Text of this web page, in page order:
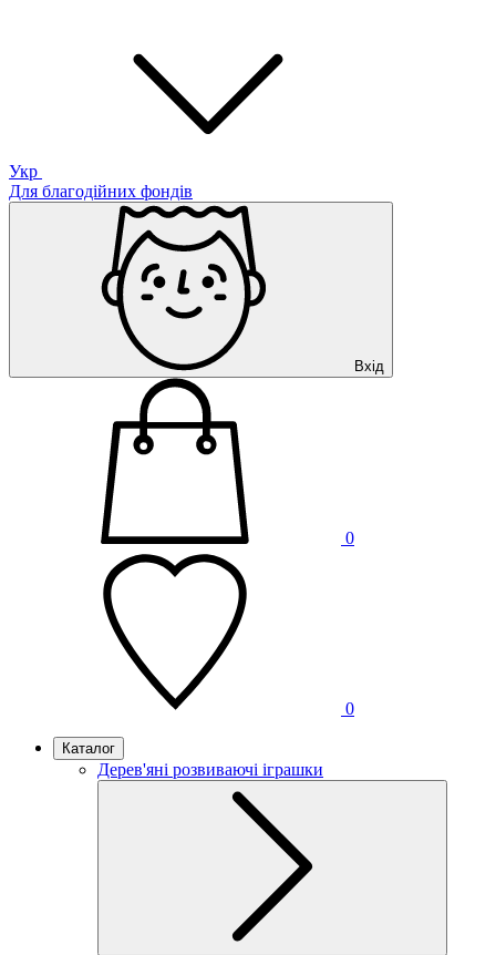
Укр
Для благодійних фондів
Вхід
0
0
Каталог
Дерев'яні розвиваючі іграшки